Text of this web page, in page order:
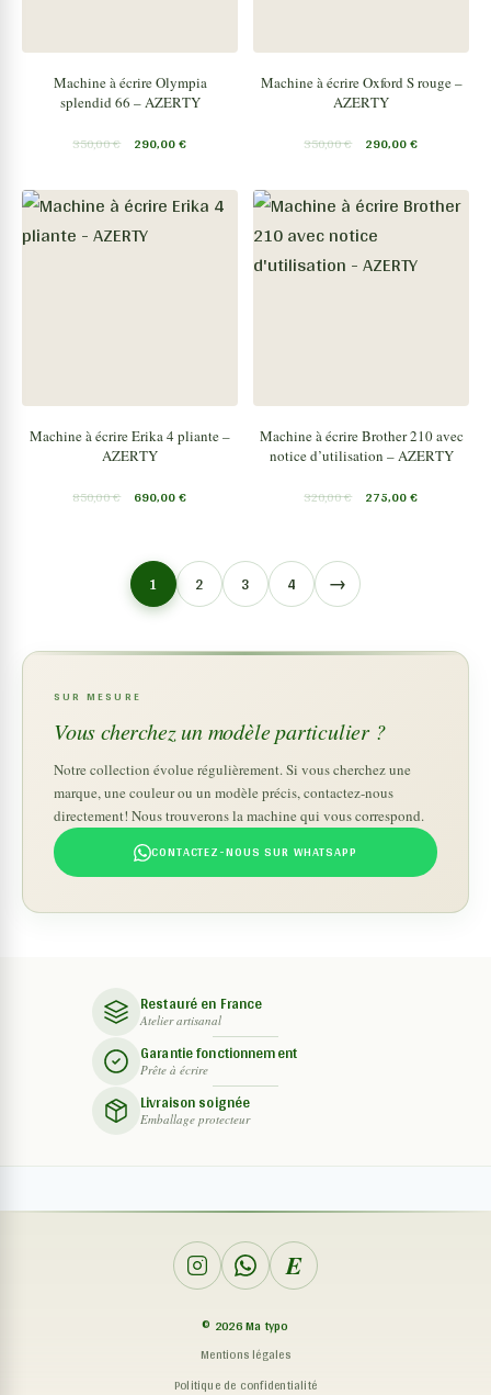
Machine à écrire Olympia
splendid 66 – AZERTY
350,00€ 290,00€
Machine à écrire Oxford S rouge –
AZERTY
350,00€ 290,00€
Machine à écrire Erika 4 pliante –
AZERTY
850,00€ 690,00€
Machine à écrire Brother 210 avec
notice d’utilisation – AZERTY
320,00€ 275,00€
1 2 3 4 →
SUR MESURE
Vous cherchez un modèle particulier ?
Notre collection évolue régulièrement. Si vous cherchez une
marque, une couleur ou un modèle précis, contactez-nous
directement! Nous trouverons la machine qui vous correspond.
CONTACTEZ-NOUS SUR WHATSAPP
Restauré en France
Atelier artisanal
Garantie fonctionnement
Prête à écrire
Livraison soignée
Emballage protecteur
E
© 2026Ma typo
Mentions légales
Politique de confidentialité